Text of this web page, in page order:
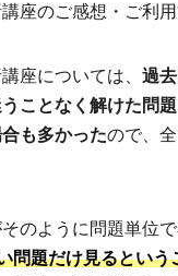
座のご感想・ご利
座については、 過
ことなく解けた問
も多かったので、
のように問題単位
問題だけ見るという